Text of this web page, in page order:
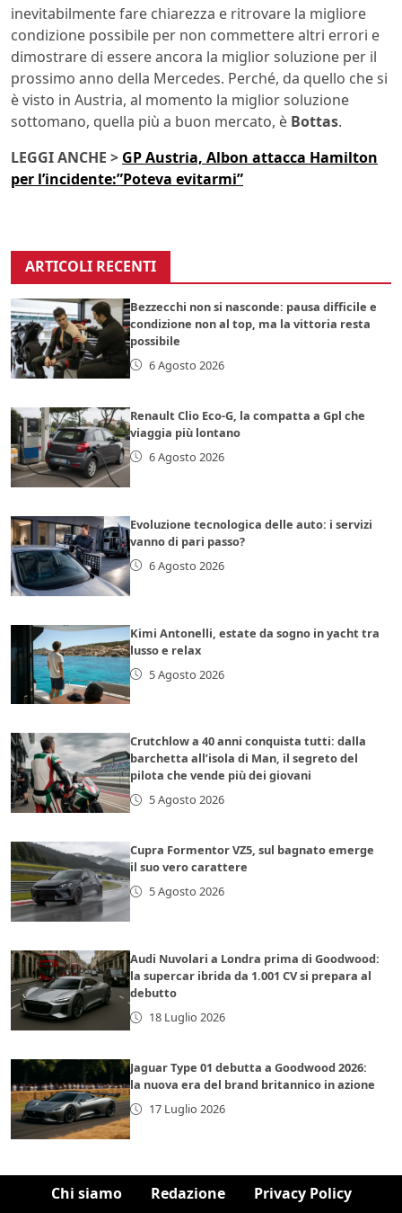
inevitabilmente fare chiarezza e ritrovare la migliore
condizione possibile per non commettere altri errori e
dimostrare di essere ancora la miglior soluzione per il
prossimo anno della Mercedes. Perché, da quello che si
è visto in Austria, al momento la miglior soluzione
sottomano, quella più a buon mercato, è Bottas.
LEGGI ANCHE > GP Austria, Albon attacca Hamilton
per l’incidente:”Poteva evitarmi”
ARTICOLI RECENTI
Bezzecchi non si nasconde: pausa difficile e
condizione non al top, ma la vittoria resta
possibile
6 Agosto 2026
Renault Clio Eco-G, la compatta a Gpl che
viaggia più lontano
6 Agosto 2026
Evoluzione tecnologica delle auto: i servizi
vanno di pari passo?
6 Agosto 2026
Kimi Antonelli, estate da sogno in yacht tra
lusso e relax
5 Agosto 2026
Crutchlow a 40 anni conquista tutti: dalla
barchetta all’isola di Man, il segreto del
pilota che vende più dei giovani
5 Agosto 2026
Cupra Formentor VZ5, sul bagnato emerge
il suo vero carattere
5 Agosto 2026
Audi Nuvolari a Londra prima di Goodwood:
la supercar ibrida da 1.001 CV si prepara al
debutto
18 Luglio 2026
Jaguar Type 01 debutta a Goodwood 2026:
la nuova era del brand britannico in azione
17 Luglio 2026
Chi siamo Redazione Privacy Policy